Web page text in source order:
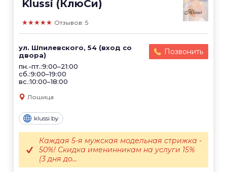
Klussi (КлюСи)
★★★★★ Отзывов: 5
ул. Шпилевского, 54 (вход со
двора)
пн.-пт.:9:00–21:00
сб.:9:00–19:00
вс.:10:00–18:00
Позвонить
Лошица
klussi.by
Каждая 5-я мужская модельная стрижка -
50%! Скидка именинникам на услуги 15%
(3 дня до...